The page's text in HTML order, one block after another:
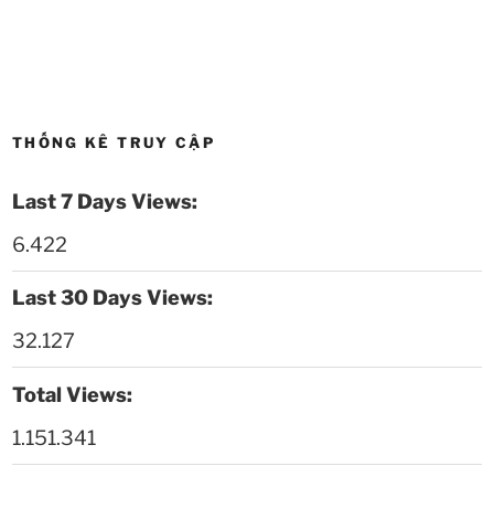
Thời sự thứ 2 Ngày 4-5-2026
THỐNG KÊ TRUY CẬP
Last 7 Days Views:
6.422
Last 30 Days Views:
32.127
Total Views:
1.151.341